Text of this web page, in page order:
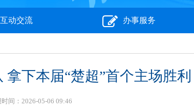
互动交流 办事服务
下本届“楚超”首个主场胜利
间：2026-05-06 09:46